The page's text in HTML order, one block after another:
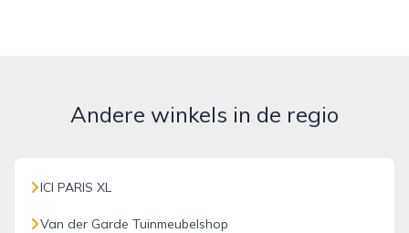
Andere winkels in de regio
ICI PARIS XL
Van der Garde Tuinmeubelshop